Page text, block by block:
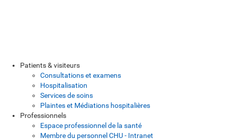
Patients & visiteurs
Consultations et examens
Hospitalisation
Services de soins
Plaintes et Médiations hospitalières
Professionnels
Espace professionnel de la santé
Membre du personnel CHU - Intranet